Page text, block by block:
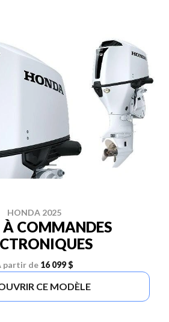
HONDA 2025
COMMANDES
partir de 16 099 $
CE MODÈLE